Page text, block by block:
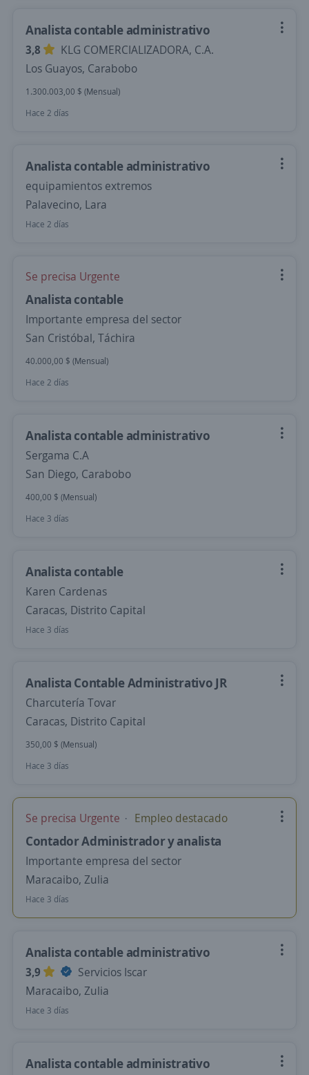
Analista contable administrativo
3,8
KLG COMERCIALIZADORA, C.A.
Los Guayos, Carabobo
1.300.003,00 $ (Mensual)
Hace 2 días
Analista contable administrativo
equipamientos extremos
Palavecino, Lara
Hace 2 días
Se precisa Urgente
Analista contable
Importante empresa del sector
San Cristóbal, Táchira
40.000,00 $ (Mensual)
Hace 2 días
Analista contable administrativo
Sergama C.A
San Diego, Carabobo
400,00 $ (Mensual)
Hace 3 días
Analista contable
Karen Cardenas
Caracas, Distrito Capital
Hace 3 días
Analista Contable Administrativo JR
Charcutería Tovar
Caracas, Distrito Capital
350,00 $ (Mensual)
Hace 3 días
Se precisa Urgente Empleo destacado
Contador Administrador y analista
Importante empresa del sector
Maracaibo, Zulia
Hace 3 días
Analista contable administrativo
3,9
Servicios Iscar
Maracaibo, Zulia
Hace 3 días
Analista contable administrativo